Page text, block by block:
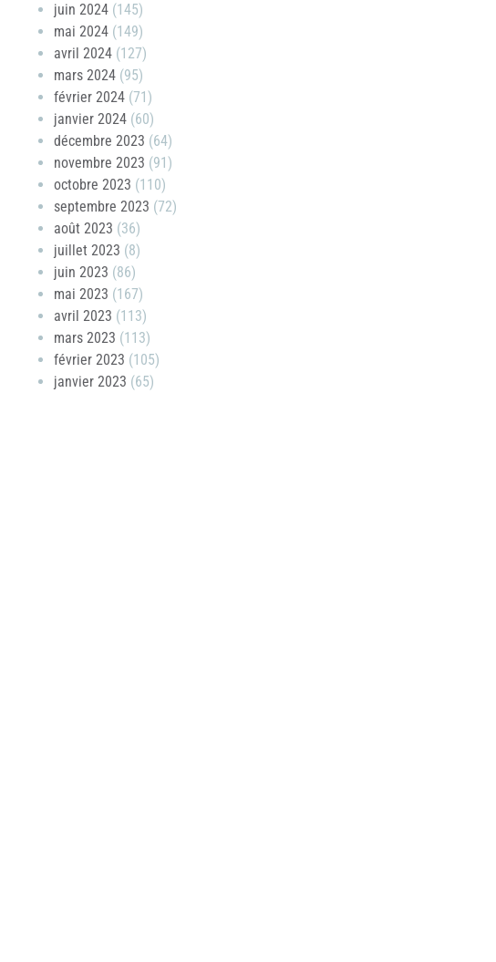
juin 2024 (145)
mai 2024 (149)
avril 2024 (127)
mars 2024 (95)
février 2024 (71)
janvier 2024 (60)
décembre 2023 (64)
novembre 2023 (91)
octobre 2023 (110)
septembre 2023 (72)
août 2023 (36)
juillet 2023 (8)
juin 2023 (86)
mai 2023 (167)
avril 2023 (113)
mars 2023 (113)
février 2023 (105)
janvier 2023 (65)